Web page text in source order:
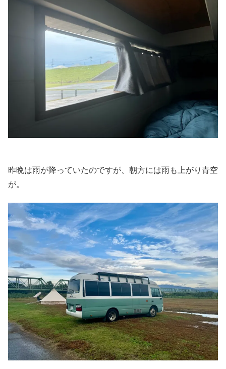
昨晩は雨が降っていたのですが、朝方には雨も上がり青空
が。